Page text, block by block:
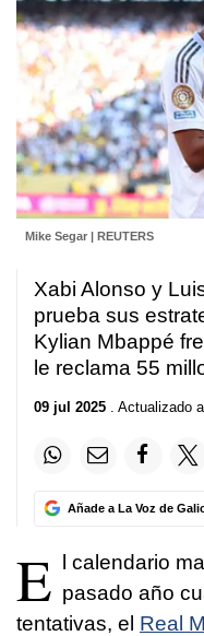
Mike Segar | REUTERS
Xabi Alonso y
prueba sus
Kylian Mbappé
le reclama 55
09 jul 2025 . Actualizado
Añade a La Voz de
E l calendario
pasado año
tentativas, el Real